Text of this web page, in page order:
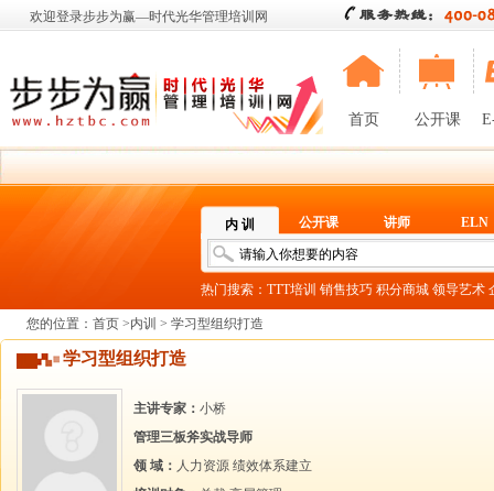
欢迎登录步步为赢—时代光华管理培训网
首页 公开课
内 训 公开课 讲师 ELN
热门搜索： TTT培训 销售技巧 积分商城 领导艺术
您的位置： 首页 >内训 > 学习型组织打造
学习型组织打造
主讲专家： 小桥
管理三板斧实战导师
领 域： 人力资源 绩效体系建立